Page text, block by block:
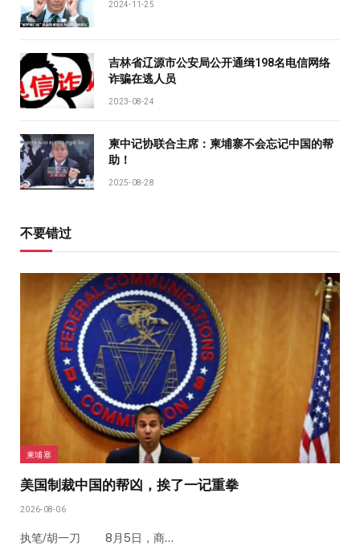
2024-11-25
吉林省辽源市公安局公开通缉198名电信网络
诈骗在逃人员
2023-08-24
柬中记协联合主席：柬埔寨不会忘记中国的帮
助！
2025-08-28
不要错过
柬埔寨
美国制裁中国的帮凶，挨了一记重拳
2026-08-06
执笔/胡一刀 8月5日，商…